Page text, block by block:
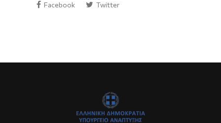
Facebook Twitter